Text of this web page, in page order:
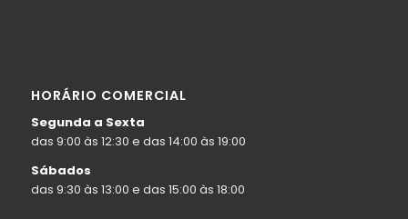
HORÁRIO COMERCIAL
Segunda a Sexta
das 9:00 às 12:30 e das 14:00 às 19:00
Sábados
das 9:30 às 13:00 e das 15:00 às 18:00